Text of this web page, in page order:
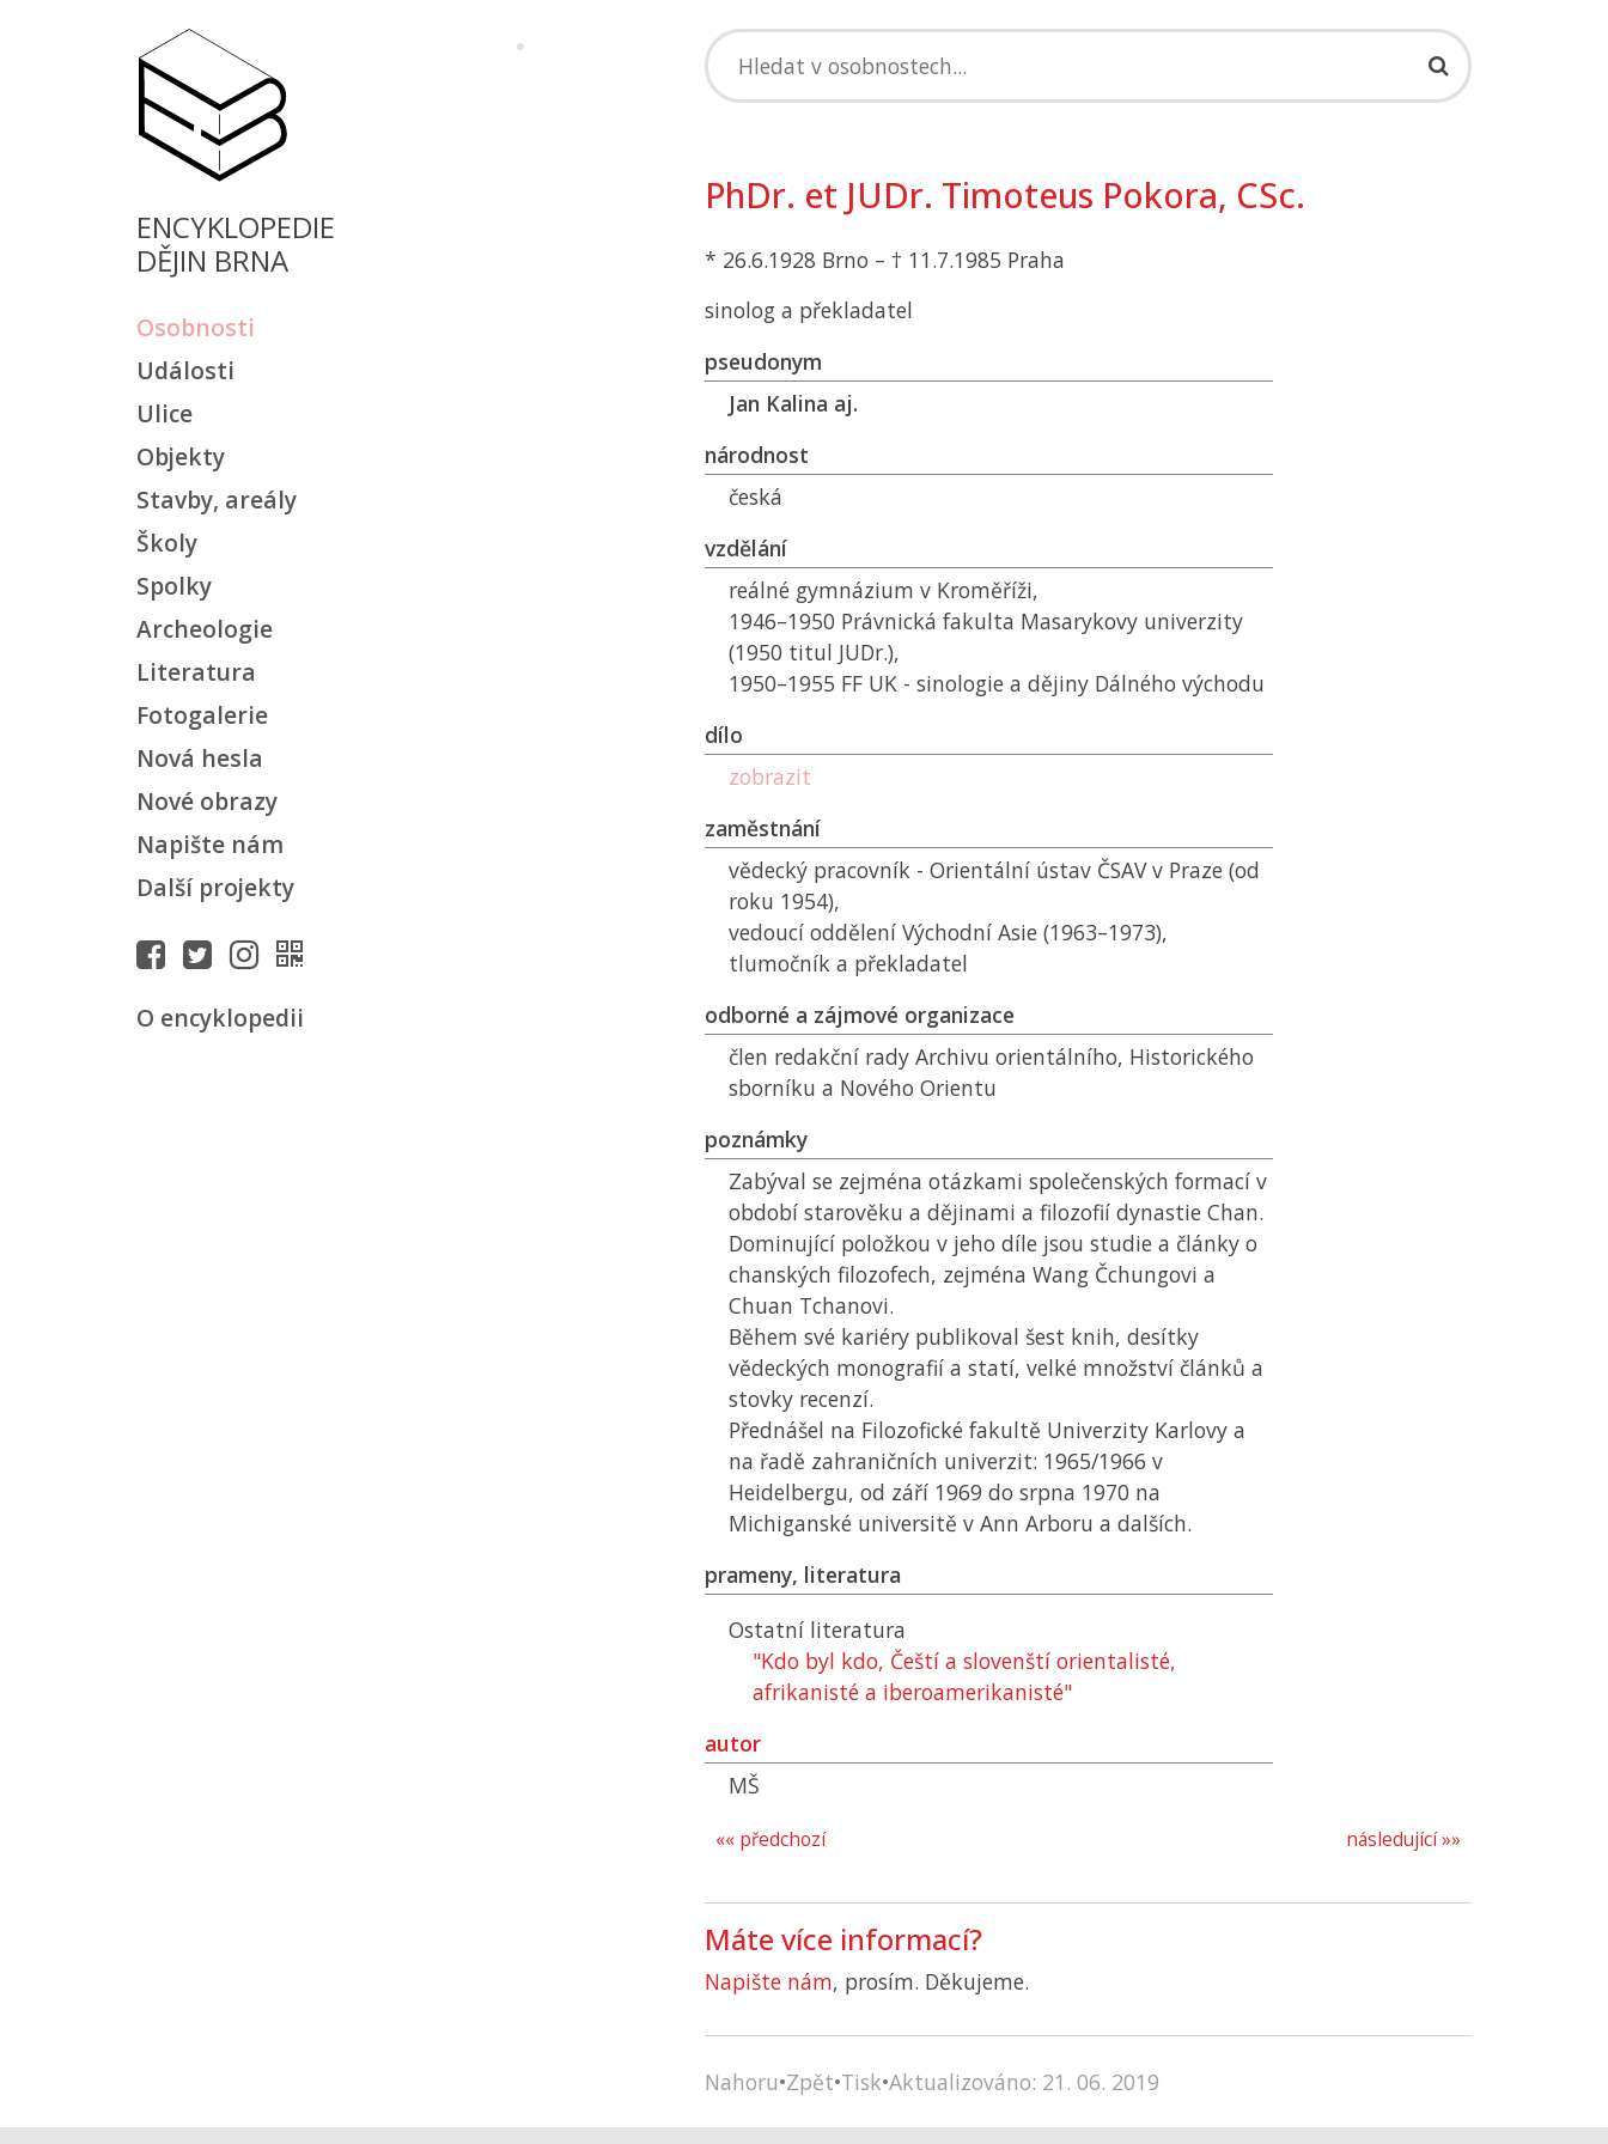
ENCYKLOPEDIE
DĚJIN BRNA
Osobnosti
Události
Ulice
Objekty
Stavby, areály
Školy
Spolky
Archeologie
Literatura
Fotogalerie
Nová hesla
Nové obrazy
Napište nám
Další projekty
O encyklopedii
PhDr. et JUDr. Timoteus Pokora, CSc.
* 26.6.1928 Brno – † 11.7.1985 Praha
sinolog a překladatel
pseudonym
Jan Kalina aj.
národnost
česká
vzdělání
reálné gymnázium v Kroměříži,
1946–1950 Právnická fakulta Masarykovy univerzity
(1950 titul JUDr.),
1950–1955 FF UK - sinologie a dějiny Dálného východu
dílo
zobrazit
zaměstnání
vědecký pracovník - Orientální ústav ČSAVv Praze (od
roku 1954),
vedoucí oddělení Východní Asie (1963–1973),
tlumočník a překladatel
odborné a zájmové organizace
člen redakční rady Archivu orientálního, Historického
sborníku a Nového Orientu
poznámky
Zabýval se zejména otázkami společenských formací v
období starověku a dějinami a filozofií dynastie Chan.
Dominující položkou v jeho díle jsou studie a články o
chanských filozofech, zejména Wang Čchungovi a
Chuan Tchanovi.
Během své kariéry publikoval šest knih, desítky
vědeckých monografií a statí, velké množství článků a
stovky recenzí.
Přednášel na Filozofické fakultě Univerzity Karlovy a
na řadě zahraničních univerzit: 1965/1966 v
Heidelbergu, od září 1969 do srpna 1970 na
Michiganské universitě v Ann Arboru a dalších.
prameny, literatura
Ostatní literatura
"Kdo byl kdo, Čeští a slovenští orientalisté,
afrikanisté a iberoamerikanisté"
autor
MŠ
následující »»
«« předchozí
Máte více informací?
Napište nám, prosím. Děkujeme.
Nahoru•Zpět•Tisk•Aktualizováno: 21. 06. 2019